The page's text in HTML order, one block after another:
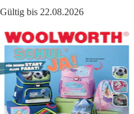
Gültig bis 22.08.2026